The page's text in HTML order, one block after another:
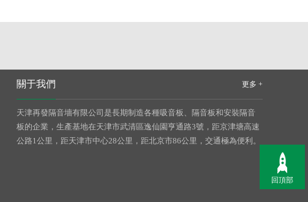
電廠隔聲 電廠聲屏障
關于我們 更多 +
天津再發隔音墻有限公司是長期制造各種吸音板、隔音板和安裝隔音
板的企業，生產基地在天津市武清區逸仙園亨通路3號，距京津塘高速
公路1公里，距天津市中心28公里，距北京市86公里，交通極為便利。
回頂部